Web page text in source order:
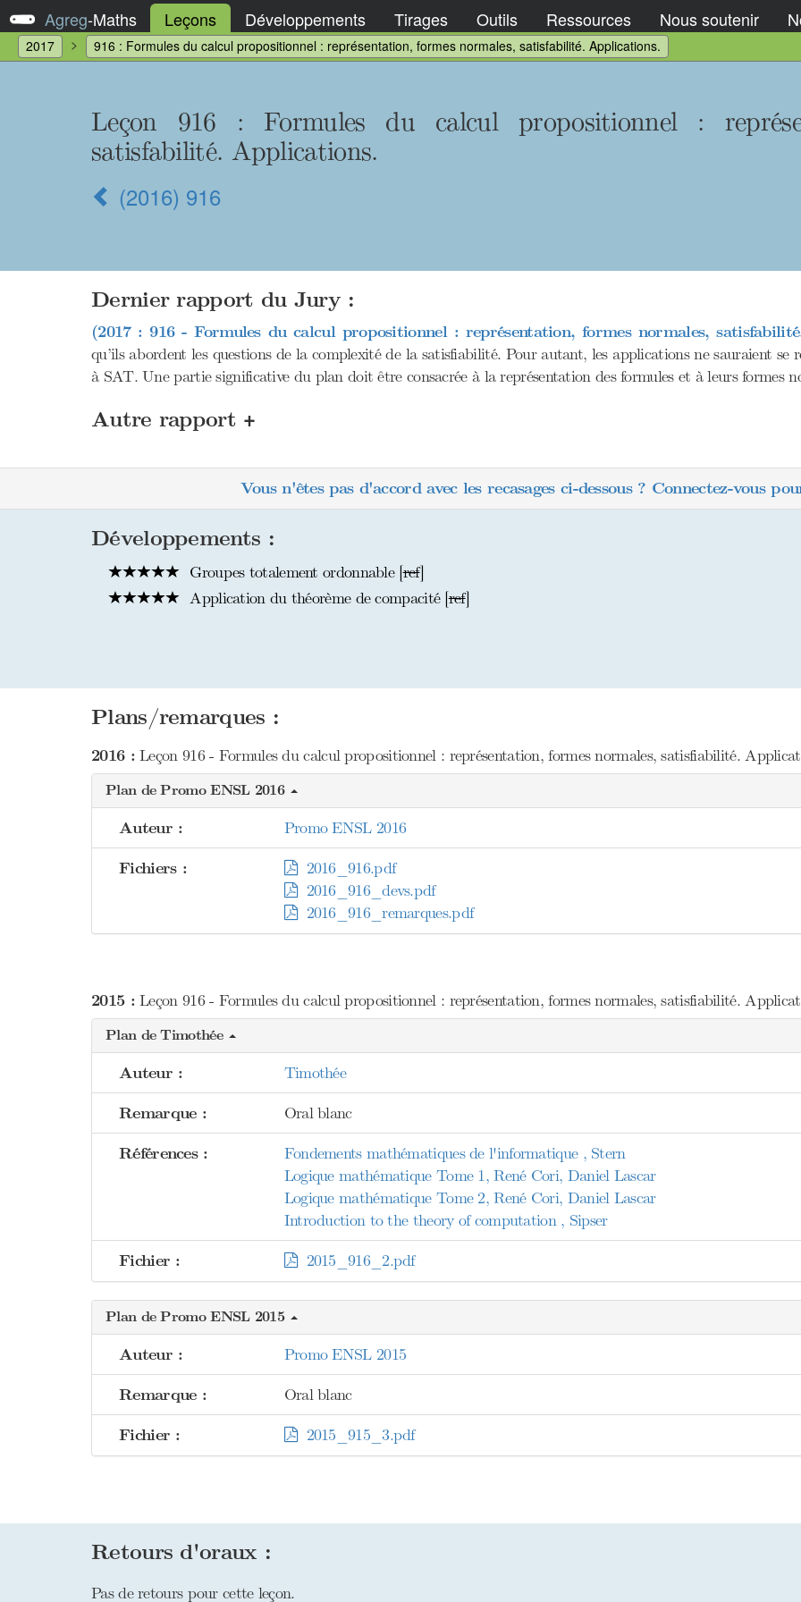
Agreg-Maths Leçons Développements Tirages Outils Ressources Nous soutenir
2017 916 : Formules du calcul propositionnel : représentation, formes normales, satisfabilité. Applications.
Leçon 916 : Formules du calcul propositionnel :
satisfabilité. Applications.
(2016) 916
Dernier rapport du Jury :
(2017 : 916 - Formules du calcul propositionnel : représentation, formes normales,
qu’ils abordent les questions de la complexité de la satisfiabilité. Pour autant, les applications ne sauraient
à SAT. Une partie significative du plan doit être consacrée à la représentation des formules et à leurs formes
Autre rapport +
Vous n'êtes pas d'accord avec les recasages ci-dessous ? Connectez-vous
Développements :
Groupes totalement ordonnable [ref]
Application du théorème de compacité [ref]
Plans/remarques :
2016 :Leçon 916 - Formules du calcul propositionnel : représentation, formes normales, satisfiabilité.
Plan de Promo ENSL 2016
Auteur : Promo ENSL 2016
Fichiers :
2016_916.pdf
2016_916_devs.pdf
2016_916_remarques.pdf
2015 :Leçon 916 - Formules du calcul propositionnel : représentation, formes normales, satisfiabilité.
Plan de Timothée
Auteur : Timothée
Remarque : Oral blanc
Références :
Fondements mathématiques de l'informatique , Stern
Logique mathématique Tome 1, René Cori, Daniel Lascar
Logique mathématique Tome 2, René Cori, Daniel Lascar
Introduction to the theory of computation , Sipser
Fichier : 2015_916_2.pdf
Plan de Promo ENSL 2015
Auteur : Promo ENSL 2015
Remarque : Oral blanc
Fichier : 2015_915_3.pdf
Retours d'oraux :
Pas de retours pour cette leçon.